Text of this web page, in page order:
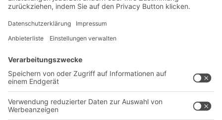
Newsletter abonnieren
Lösungen
Intralogistiklösungen
Regalsysteme
Transportsysteme
Kontaktformular